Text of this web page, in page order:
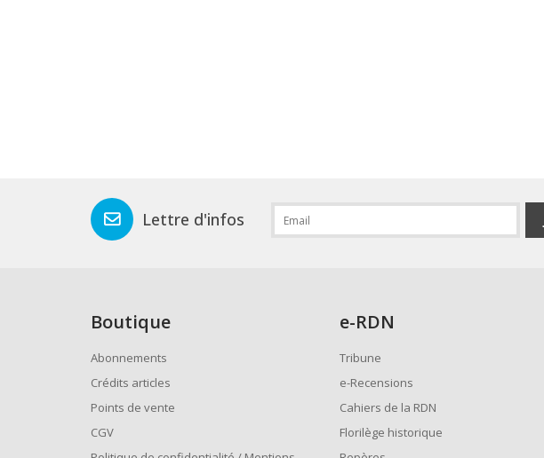
Lettre d'infos
Boutique
Abonnements
Crédits articles
Points de vente
CGV
e-RDN
Tribune
e-Recensions
Cahiers de la RDN
Florilège historique